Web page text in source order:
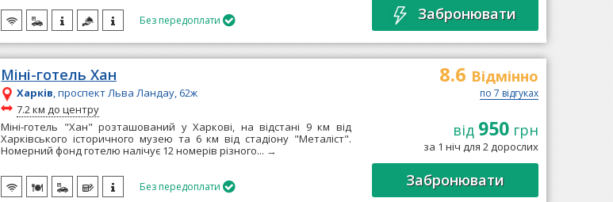
Без передоплати Забронювати
Міні-готель Хан
Харків, проспект Льва Ландау, 62ж
~
7.2 км до центру
Міні-готель "Хан" розташований у Харкові, на відстані 9 км від
Харківського історичного музею та 6 км від стадіону "Металіст".
Номерний фонд готелю налічує 12 номерів різного... →
Без передоплати
8.6 Відмінно
по 7 відгуках
від 950грн
за 1 ніч для 2 дорослих
Забронювати